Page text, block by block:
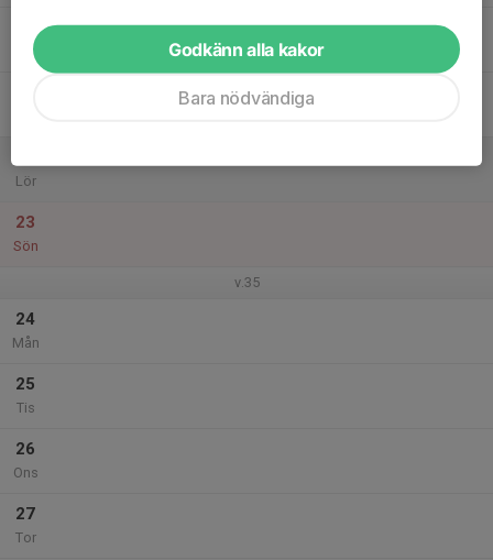
Tor
Lör
23
Sön
v.35
24
Mån
25
Tis
26
Ons
27
Tor
Godkänn alla kakor
Bara nödvändiga